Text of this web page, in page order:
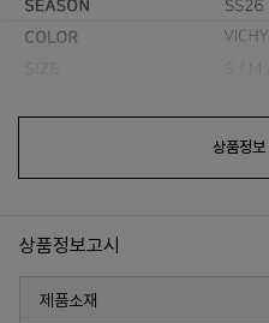
상품정보
상품정보고시
제품소재